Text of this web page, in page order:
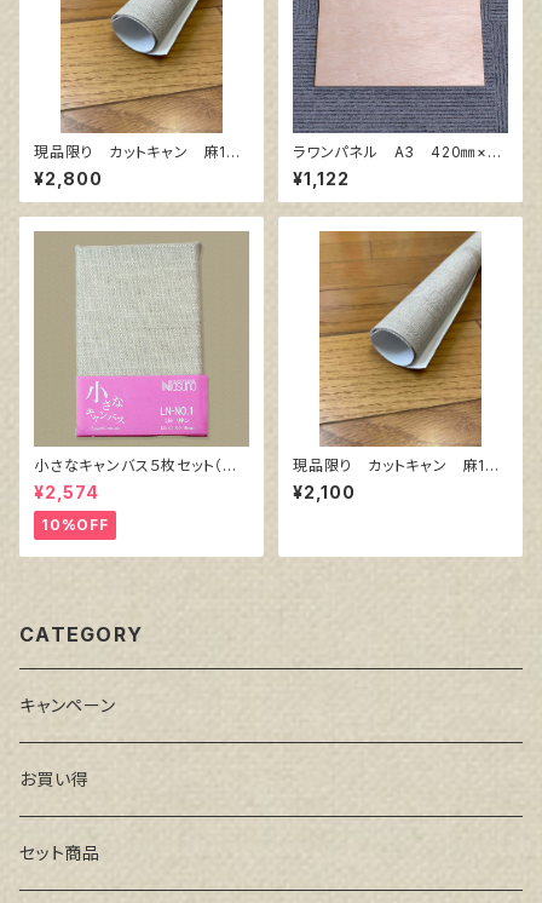
現品限り カットキャン 麻10
0％ F8 (5枚組)
¥2,800
ラワンパネル A3 420㎜×29
7㎜
¥1,122
小さなキャンバス５枚セット（麻
キャンバス裏面張り）
¥2,574
10%OFF
現品限り カットキャン 麻10
0％ F6 (5枚組)
¥2,100
CATEGORY
キャンペーン
お買い得
セット商品